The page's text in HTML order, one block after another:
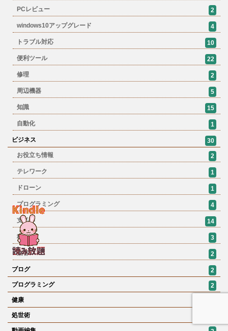
PCレビュー 2
windows10アップグレード 4
トラブル対応 10
便利ツール 22
修理 2
周辺機器 5
知識 15
自動化 1
ビジネス
30
お役立ち情報
2
テレワーク 1
ドローン 1
プログラミング 4
支払い 14
税金 3
集客 2
ブログ
2
プログラミング
2
健康
処世術